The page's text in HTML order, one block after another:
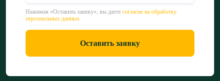
Нажимая «Оставить заявку», вы даете согласие на обработку
персональных данных
Оставить заявку